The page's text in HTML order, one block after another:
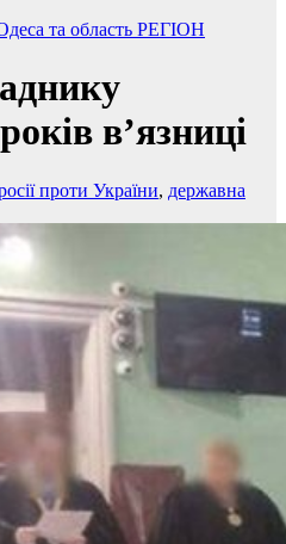
та область РЕГІОН
в’язниці
проти України, державна